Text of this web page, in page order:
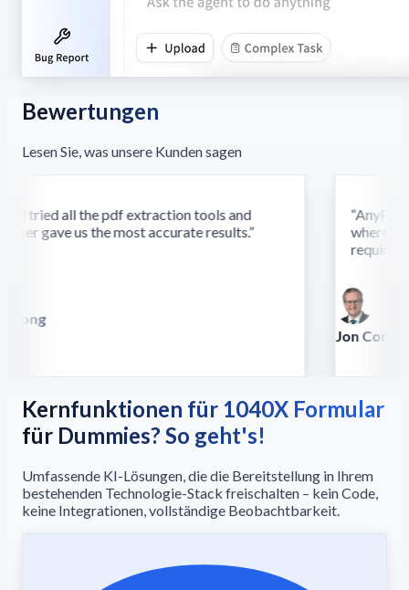
Bewertungen
Lesen Sie, was unsere Kunden sagen
tried all the pdf extraction tools and
gave us the most accurate results.”
where
require
Jon Conradt
Kernfunktionen für 1040X Formular
für Dummies? So geht's!
Umfassende KI-Lösungen, die die Bereitstellung in Ihrem
bestehenden Technologie-Stack freischalten – kein Code,
keine Integrationen, vollständige Beobachtbarkeit.